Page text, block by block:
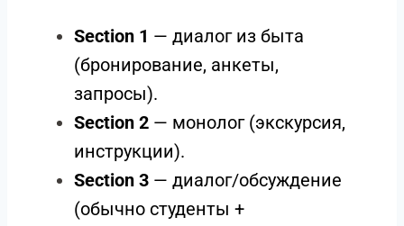
Section 1 — диалог из быта
(бронирование, анкеты,
запросы).
Section 2 — монолог (экскурсия,
инструкции).
Section 3 — диалог/обсуждение
(обычно студенты +